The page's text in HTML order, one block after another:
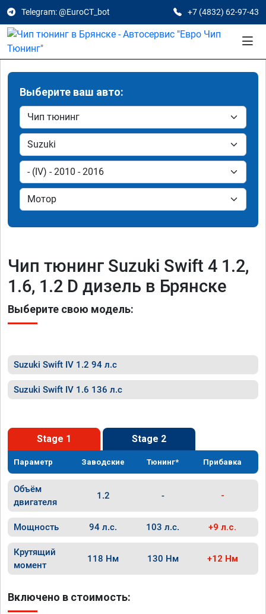
Telegram: @EuroCT_bot +7 (4832) 62-97-43
Выберите ваш авто:
Чип тюнинг Suzuki Swift 4 1.2,
1.6, 1.2 D дизель в Брянске
Выберите свою модель:
Suzuki Swift IV 1.2 94 л.с
Suzuki Swift IV 1.6 136 л.с
Stage 1 Stage 2
Параметр Заводские Тюнинг* Прибавка
Объём
двигателя
1.2 - -
Мощность 94 л.с. 103 л.с. +9 л.с.
Крутящий
момент
118 Нм 130 Нм +12 Нм
Включено в стоимость: